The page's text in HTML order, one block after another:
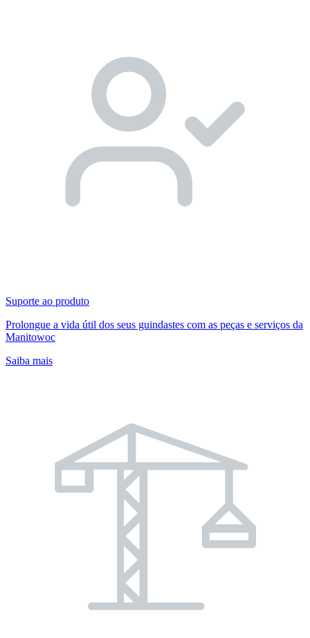
Suporte ao produto
Prolongue a vida útil dos seus guindastes com as peças e serviços da
Manitowoc
Saiba mais